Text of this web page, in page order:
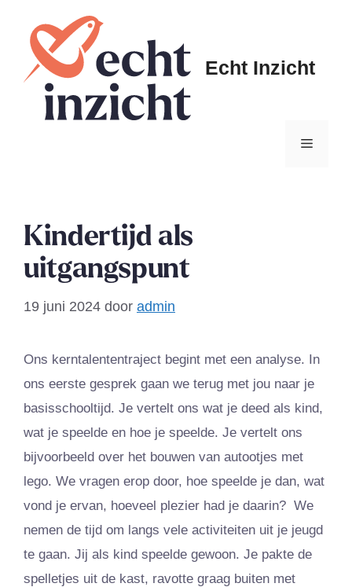
inhoud
Echt Inzicht
Menu
Kindertijd als
uitgangspunt
19 juni 2024 door admin
Ons kerntalententraject begint met een analyse. In
ons eerste gesprek gaan we terug met jou naar je
basisschooltijd. Je vertelt ons wat je deed als kind,
wat je speelde en hoe je speelde. Je vertelt ons
bijvoorbeeld over het bouwen van autootjes met
lego. We vragen erop door, hoe speelde je dan, wat
vond je ervan, hoeveel plezier had je daarin? We
nemen de tijd om langs vele activiteiten uit je jeugd
te gaan. Jij als kind speelde gewoon. Je pakte de
spelletjes uit de kast, ravotte graag buiten met